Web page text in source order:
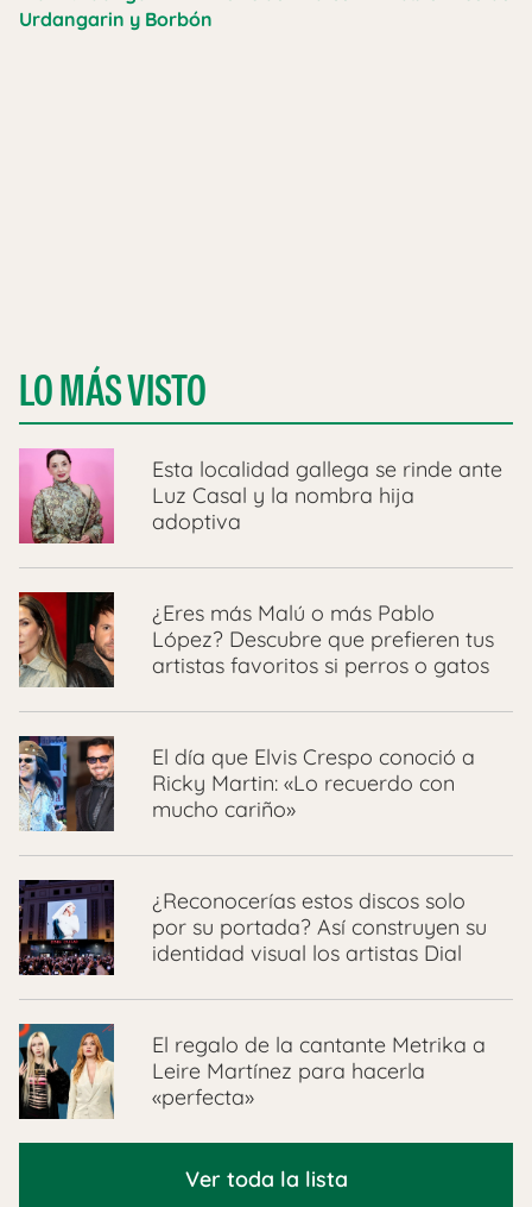
Urdangarin y Borbón
LO MÁS VISTO
Esta localidad gallega se rinde ante
Luz Casal y la nombra hija
adoptiva
¿Eres más Malú o más Pablo
López? Descubre que prefieren tus
artistas favoritos si perros o gatos
El día que Elvis Crespo conoció a
Ricky Martin: «Lo recuerdo con
mucho cariño»
¿Reconocerías estos discos solo
por su portada? Así construyen su
identidad visual los artistas Dial
El regalo de la cantante Metrika a
Leire Martínez para hacerla
«perfecta»
Ver toda la lista